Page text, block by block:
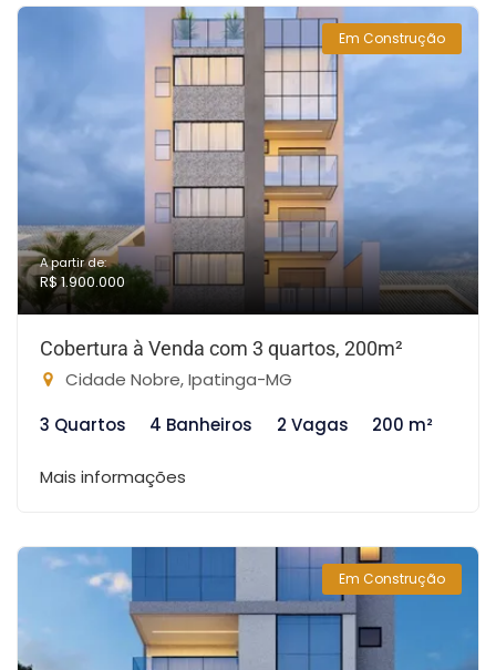
Em Construção
A partir de:
R$ 1.900.000
Cobertura à Venda com 3 quartos, 200m²
Cidade Nobre, Ipatinga-MG
3 Quartos
4 Banheiros 2 Vagas 200 m²
Mais informações
Em Construção